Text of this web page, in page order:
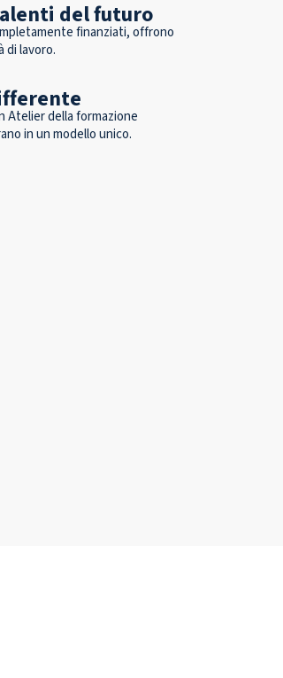
del futuro
finanziati, offrono
di lavoro.
​Atelier della formazione
in un modello unico.